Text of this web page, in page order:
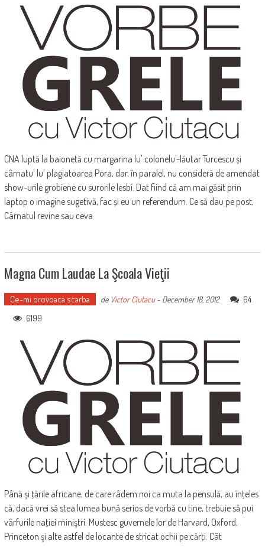
CNA luptă la baionetă cu margarina lu' colonelu'-lăutar Turcescu și
cârnatu' lu' plagiatoarea Pora, dar, în paralel, nu consideră de amendat
show-urile grobiene cu surorile lesbi. Dat fiind că am mai găsit prin
laptop o imagine sugetivă, fac și eu un referendum. Ce să dau pe post,
Cârnatul revine sau ceva
Magna Cum Laudae La Şcoala Vieţii
Ce-mi provoaca scarba de Victor Ciutacu- December 18, 2012
64
6199
Până şi ţările africane, de care râdem noi ca muta la pensulă, au înţeles
că, dacă vrei să stea lumea bună serios de vorbă cu tine, trebuie să pui
vârfurile naţiei miniştri. Mustesc guvernele lor de Harvard, Oxford,
Princeton şi alte astfel de locante de stricat ochii pe cărţi. Cât